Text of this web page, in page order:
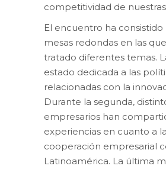
competitividad de nuestras
El encuentro ha consistido
mesas redondas en las
tratado diferentes temas.
estado dedicada a las
relacionadas con la
Durante la segunda,
empresarios han
experiencias en cuanto a la
cooperación empresarial
Latinoamérica. La última